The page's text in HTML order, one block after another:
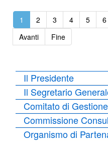
1 2 3 4 5 6
Avanti
Fine
Il Presidente
Il Segretario
Comitato di Gestione
Commissione
Organismo di